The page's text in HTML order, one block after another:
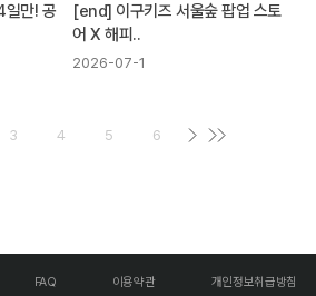
만! 공
[end] 이구키즈 서울숲 팝업 스토
어 X 해피..
2026-07-1
3 4 5 6
FAQ 이용약관 개인정보취급방침